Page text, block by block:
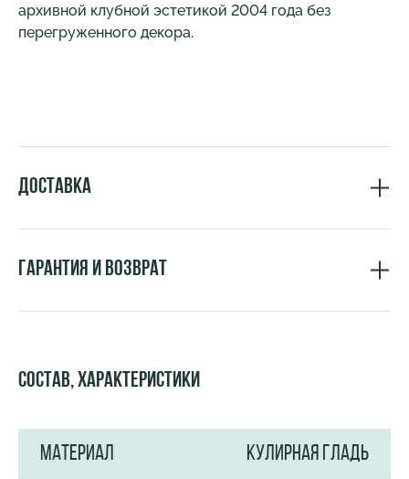
Состав, характеристики
МАТЕРИАЛ КУЛИРНАЯ ГЛАДЬ
архивной клубной эстетикой 2004 года без
перегруженного декора.
Доставка
Гарантия и возврат